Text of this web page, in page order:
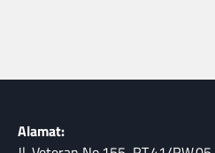
Alamat: